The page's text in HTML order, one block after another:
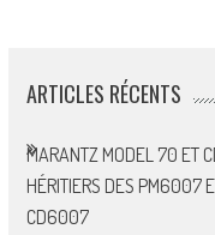
ARTICLES RÉCENTS
MARANTZ MODEL 70 ET
HÉRITIERS DES PM6007
CD6007